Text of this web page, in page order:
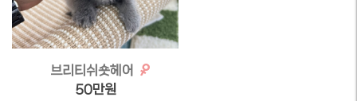
브리티쉬숏헤어
50만원